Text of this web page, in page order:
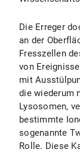
Die Erreger
an der
Fresszellen
von
mit
die wiederum
Lysosomen,
bestimmte
sogenannte
Rolle. Diese